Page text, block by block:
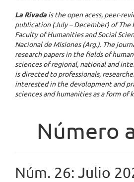
La Rivada is the open acess, peer-
publication (July – December) of The
Faculty of Humanities and Social
Nacional de Misiones (Arg.). The
research papers in the fields of
sciences of regional, national and
is directed to professionals,
interested in the devolopment and
sciences and humanities as a form of
Número
Núm. 26: Julio